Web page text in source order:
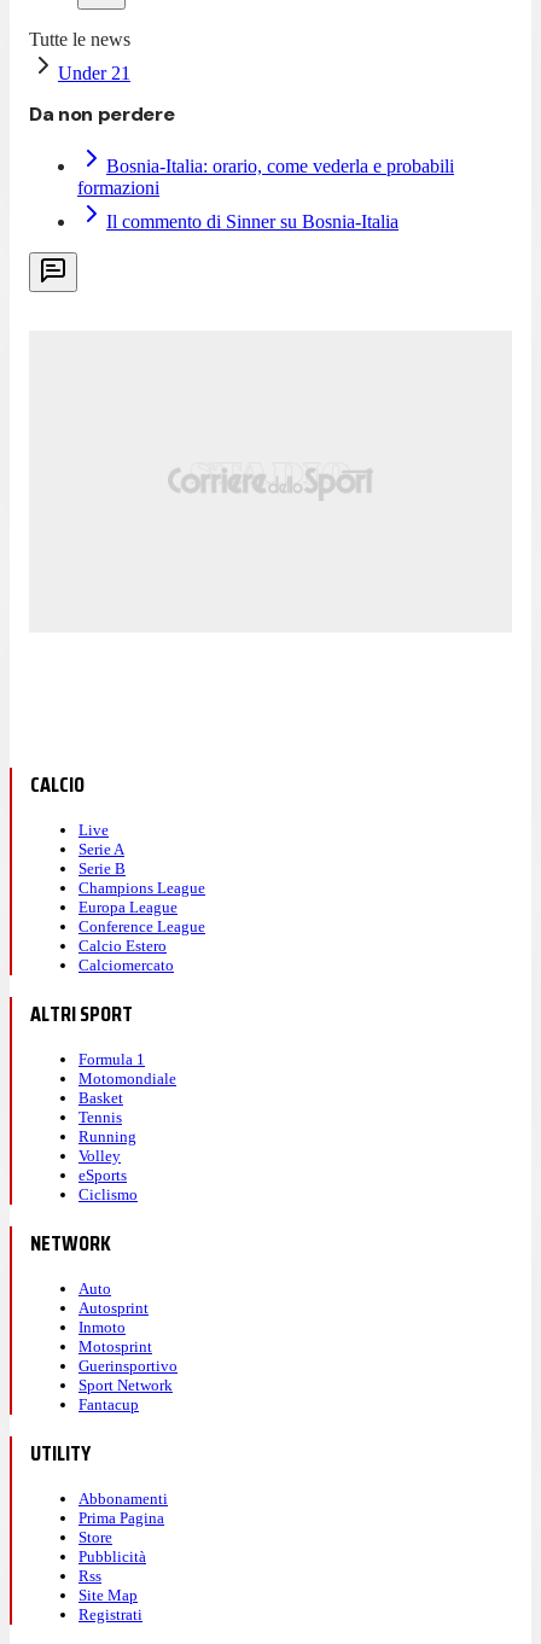
Tutte le news
Under 21
Da non perdere
Bosnia-Italia: orario, come vederla e probabili
formazioni
Il commento di Sinner su Bosnia-Italia
CALCIO
Live
Serie A
Serie B
Champions League
Europa League
Conference League
Calcio Estero
Calciomercato
ALTRI SPORT
Formula 1
Motomondiale
Basket
Tennis
Running
Volley
eSports
Ciclismo
NETWORK
Auto
Autosprint
Inmoto
Motosprint
Guerinsportivo
Sport Network
Fantacup
UTILITY
Abbonamenti
Prima Pagina
Store
Pubblicità
Rss
Site Map
Registrati